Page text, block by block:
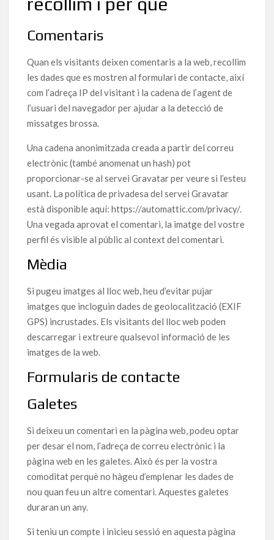
Comentaris
Quan els visitants deixen comentaris a la web, recollim
les dades que es mostren al formulari de contacte, així
com l’adreça IP del visitant i la cadena de l’agent de
l’usuari del navegador per ajudar a la detecció de
missatges brossa.
Una cadena anonimitzada creada a partir del correu
electrònic (també anomenat un hash) pot
proporcionar-se al servei Gravatar per veure si l’esteu
usant. La política de privadesa del servei Gravatar
està disponible aquí: https://automattic.com/privacy/.
Una vegada aprovat el comentari, la imatge del vostre
perfil és visible al públic al context del comentari.
Mèdia
Si pugeu imatges al lloc web, heu d’evitar pujar
imatges que incloguin dades de geolocalització (EXIF
GPS) incrustades. Els visitants del lloc web poden
descarregar i extreure qualsevol informació de les
imatges de la web.
Formularis de contacte
Galetes
Si deixeu un comentari en la pàgina web, podeu optar
per desar el nom, l’adreça de correu electrònic i la
pàgina web en les galetes. Això és per la vostra
comoditat perquè no hàgeu d’emplenar les dades de
nou quan feu un altre comentari. Aquestes galetes
duraran un any.
Si teniu un compte i inicieu sessió en aquesta pàgina